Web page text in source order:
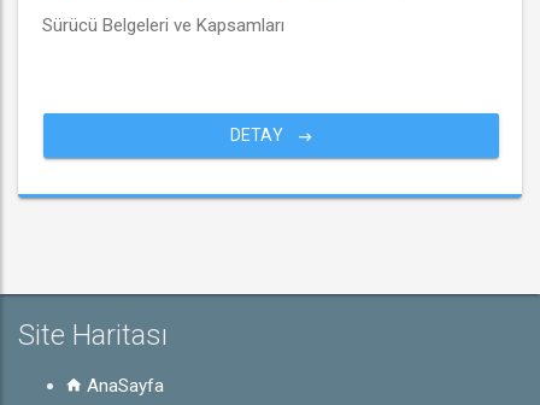
Sürücü Belgeleri ve Kapsamları
DETAY
Site Haritası
AnaSayfa